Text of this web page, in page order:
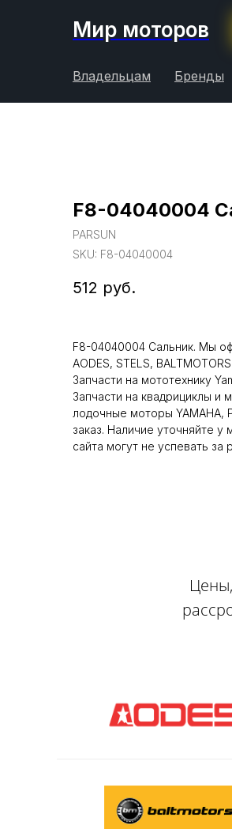
Мир моторов
Владельцам Бренды
F8-04040004
PARSUN
SKU: F8-04040004
512 руб.
F8-04040004 Сальник. Мы
AODES, STELS,
Запчасти на мототехнику
Запчасти на квадрициклы и
лодочные моторы YAMAHA,
заказ. Наличие уточняйте
сайта могут не успевать за